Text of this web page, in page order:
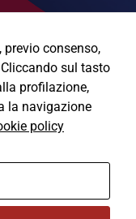
consenso,
sul tasto
profilazione,
la navigazione
policy